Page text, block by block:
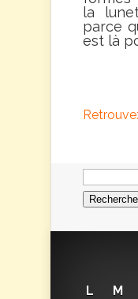
la
parce
est là
L M